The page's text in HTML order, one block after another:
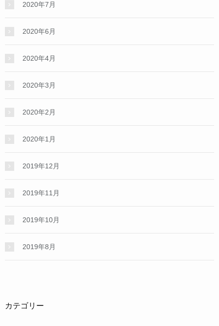
2020年7月
2020年6月
2020年4月
2020年3月
2020年2月
2020年1月
2019年12月
2019年11月
2019年10月
2019年8月
カテゴリー